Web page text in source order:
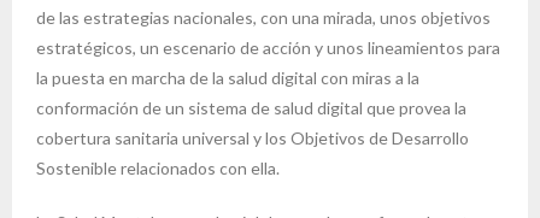
de las estrategias nacionales, con una mirada, unos objetivos
estratégicos, un escenario de acción y unos lineamientos para
la puesta en marcha de la salud digital con miras a la
conformación de un sistema de salud digital que provea la
cobertura sanitaria universal y los Objetivos de Desarrollo
Sostenible relacionados con ella.